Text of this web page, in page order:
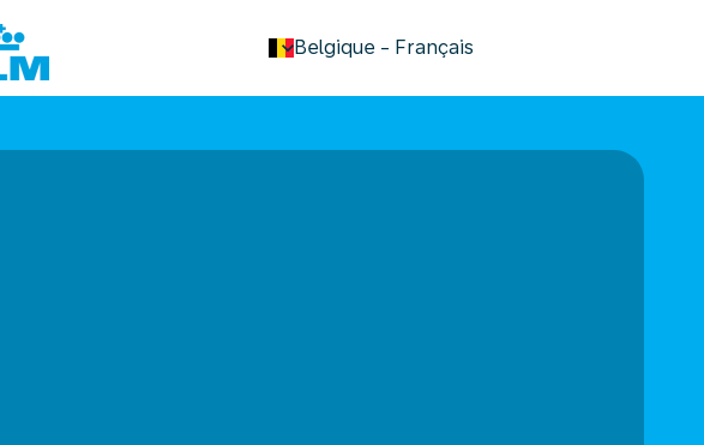
Belgique - Français
keyboard_arrow_down